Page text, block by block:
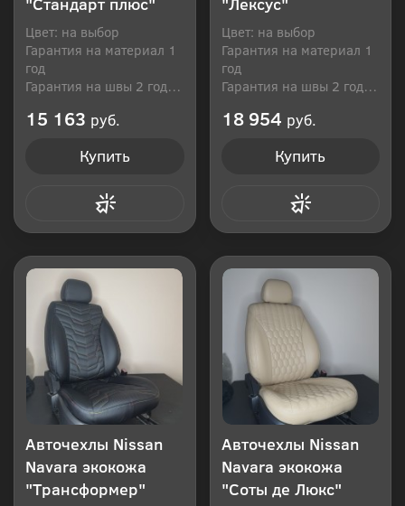
Цвет: на выбор
Гарантия на материал 1
год
Гарантия на швы 2 года
15 163 руб.
Купить
Цвет: на выбор
Гарантия на материал 1
год
Гарантия на швы 2 года
18 954 руб.
Купить
Авточехлы Nissan
Navara экокожа
"Трансформер"
Авточехлы Nissan
Navara экокожа
"Соты де Люкс"